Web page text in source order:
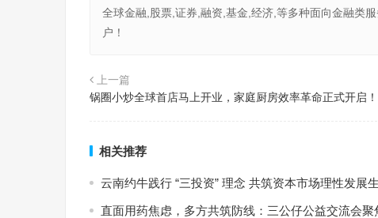
全球金融,股票,证券,融资,基金,经济,等多种面向金融类
户！
上一篇
锅圈小炒全球首店马上开业，家庭厨房效率革命正式开启！
相关推荐
云南约牛践行 “三投资” 理念 共筑资本市场理性发展
直面用药焦虑，多方共筑防线：三公仔公益交流会